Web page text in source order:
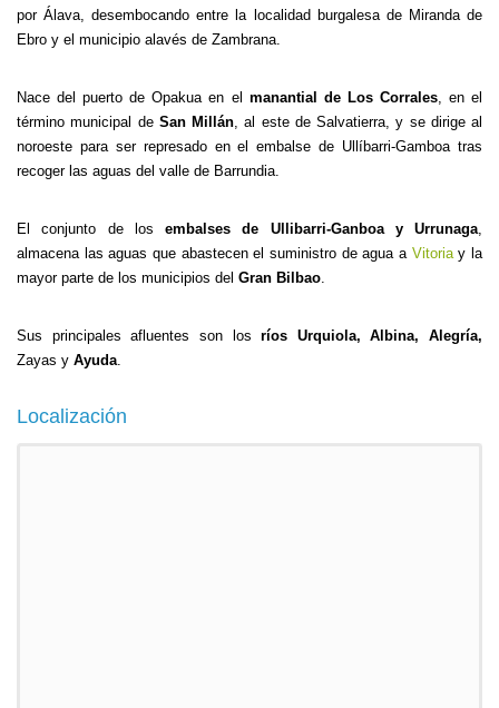
por Álava, desembocando entre la localidad burgalesa de Miranda de
Ebro y el municipio alavés de Zambrana.
Nace del puerto de Opakua en el manantial de Los Corrales, en el
término municipal de San Millán, al este de Salvatierra, y se dirige al
noroeste para ser represado en el embalse de Ullíbarri-Gamboa tras
recoger las aguas del valle de Barrundia.
El conjunto de los embalses de Ullibarri-Ganboa y Urrunaga,
almacena las aguas que abastecen el suministro de agua a Vitoriay la
mayor parte de los municipios del Gran Bilbao.
Sus principales afluentes son losríos Urquiola, Albina, Alegría,
Zayas y Ayuda.
Localización